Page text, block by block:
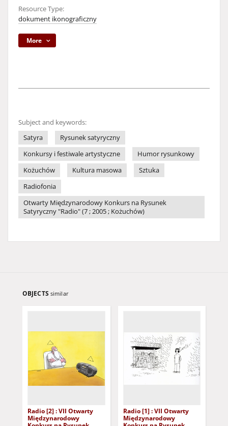
Resource Type:
dokument ikonograficzny
More
Subject and keywords:
Satyra
Rysunek satyryczny
Konkursy i festiwale artystyczne
Humor rysunkowy
Kożuchów
Kultura masowa
Sztuka
Radiofonia
Otwarty Międzynarodowy Konkurs na Rysunek
Satyryczny "Radio" (7 ; 2005 ; Kożuchów)
OBJECTS similar
Radio [2] : VII Otwarty
Międzynarodowy
Radio [1] : VII Otwarty
Międzynarodowy